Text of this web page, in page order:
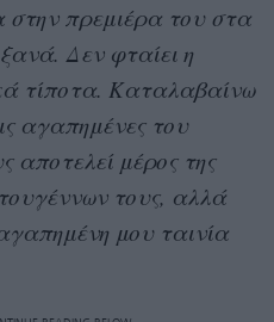
στην πρεμιέρα του στα
Δεν φταίει η
τίποτα. Καταλαβαίνω
αγαπημένες του
αποτελεί μέρος της
τους, αλλά
μου ταινία